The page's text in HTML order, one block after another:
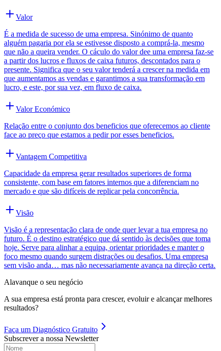
Valor
É a medida de sucesso de uma empresa. Sinónimo de quanto
alguém pagaria por ela se estivesse disposto a comprá-la, mesmo
que não a queira vender. O cáculo do valor dee uma empresa faz-se
a partir dos lucros e fluxos de caixa futuros, descontados para o
presente. Significa que o seu valor tenderá a crescer na medida em
que aumentamos as vendas e garantimos a sua transformação em
lucro, e este, por sua vez, em fluxo de caixa.
Valor Económico
Relação entre o conjunto dos beneficios que oferecemos ao cliente
face ao preço que estamos a pedir por esses beneficios.
Vantagem Competitiva
Capacidade da empresa gerar resultados superiores de forma
consistente, com base em fatores internos que a diferenciam no
mercado e que são difíceis de replicar pela concorrência.
Visão
Visão é a representação clara de onde quer levar a tua empresa no
futuro. É o destino estratégico que dá sentido às decisões que toma
hoje. Serve para alinhar a equipa, orientar prioridades e manter o
foco mesmo quando surgem distrações ou desafios. Uma empresa
sem visão anda… mas não necessariamente avança na direção certa.
Alavanque o seu negócio
A sua empresa está pronta para crescer, evoluir e alcançar melhores
resultados?
Faça um Diagnóstico Gratuito
Subscrever a nossa Newsletter